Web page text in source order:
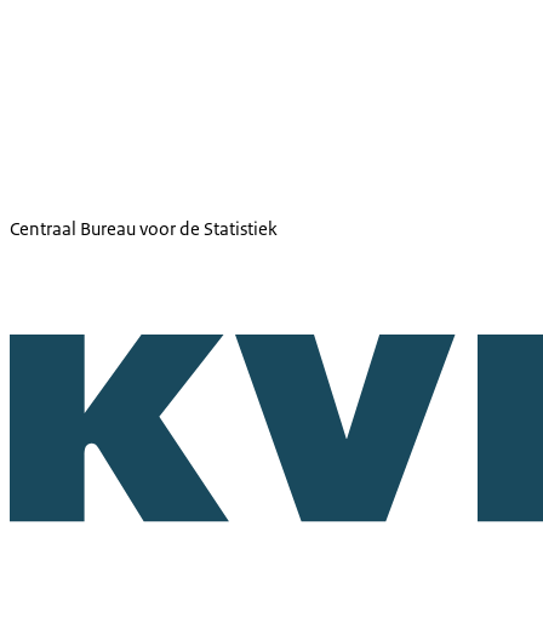
Centraal Bureau voor de Statistiek